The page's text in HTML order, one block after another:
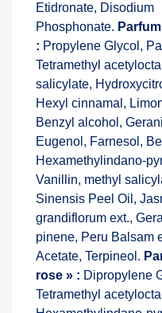
Etidronate, Disodium
Phosphonate. Parfum
: Propylene Glycol,
Tetramethyl
salicylate,
Hexyl cinnamal,
Benzyl alcohol,
Eugenol, Farnesol,
Hexamethylindano-
Vanillin, methyl
Sinensis Peel Oil,
grandiflorum ext.,
pinene, Peru Balsam
Acetate, Terpineol.
rose » : Dipropylene
Tetramethyl